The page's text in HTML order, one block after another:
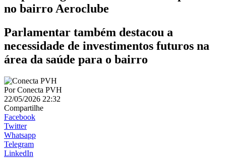
no bairro Aeroclube
Parlamentar também destacou a
necessidade de investimentos futuros na
área da saúde para o bairro
PorConecta PVH
22/05/2026 22:32
Compartilhe
Facebook
Twitter
Whatsapp
Telegram
LinkedIn